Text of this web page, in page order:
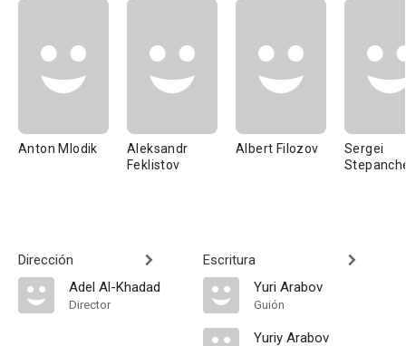
Anton Mlodik
Aleksandr
Feklistov
Albert Filozov
Sergei
Dirección
Adel Al-Khadad
Director
Escritura
Yuri Arabov
Guión
Yuriy Arabov